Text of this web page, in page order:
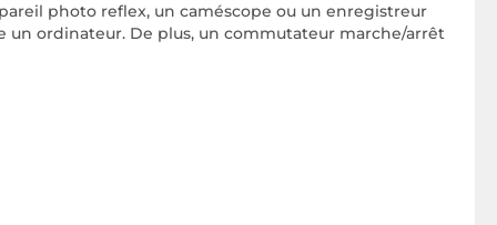
photo reflex, un caméscope ou un enregistreur
ordinateur. De plus, un commutateur marche/arrêt